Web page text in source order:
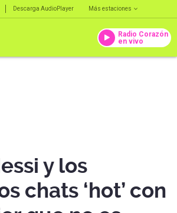
Descarga AudioPlayer Más estaciones
Radio Corazón
en vivo
y los
chats ‘hot’ con